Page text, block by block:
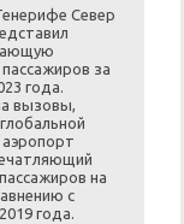
Север
за
года.
вызовы,
на
с
года.